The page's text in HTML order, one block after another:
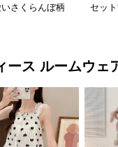
さくらんぼ柄
セッ
ース ルームウェ